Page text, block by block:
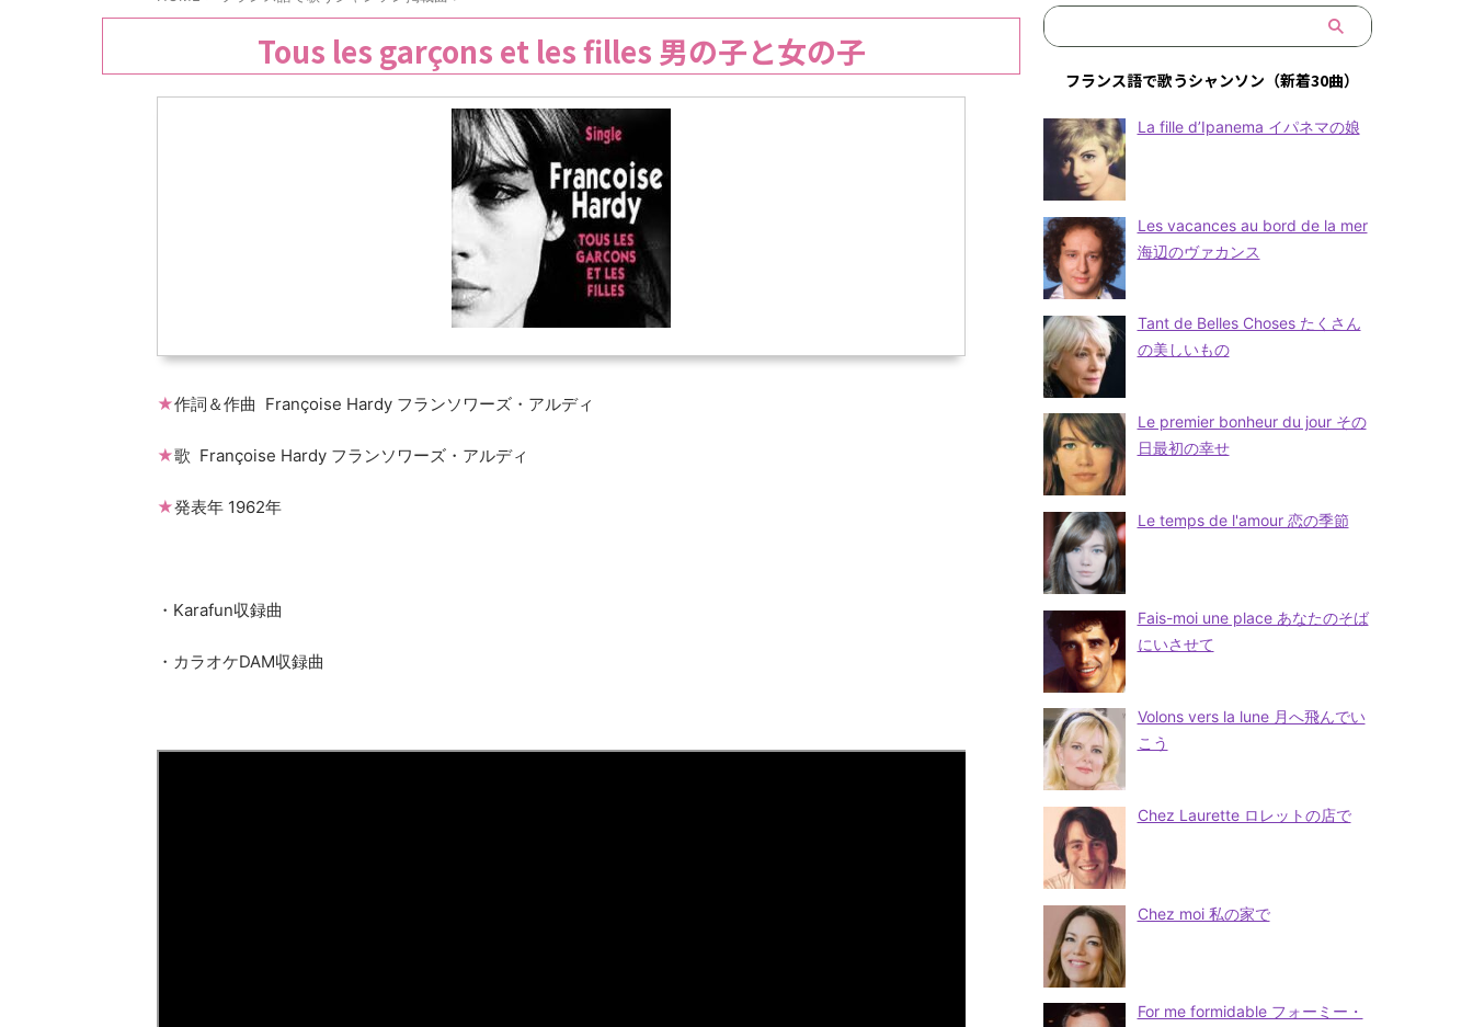
Tous les garçons et les filles 男の子と女の子
★作詞＆作曲 Françoise Hardy フランソワーズ・アルディ
★歌 Françoise Hardy フランソワーズ・アルディ
★発表年 1962年
・Karafun収録曲
・カラオケDAM収録曲
フランス語で歌うシャンソン（新着30曲）
La fille d’Ipanema イパネマの娘
Les vacances au bord de la mer
海辺のヴァカンス
Tant de Belles Choses たくさん
の美しいもの
Le premier bonheur du jour その
日最初の幸せ
Le temps de l'amour 恋の季節
Fais-moi une place あなたのそば
にいさせて
Volons vers la lune 月へ飛んでい
こう
Chez Laurette ロレットの店で
Chez moi 私の家で
For me formidable フォーミー・